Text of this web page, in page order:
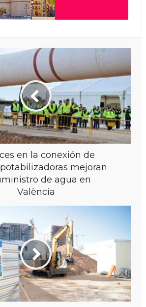
en la conexión de
mejoran
de agua en
València